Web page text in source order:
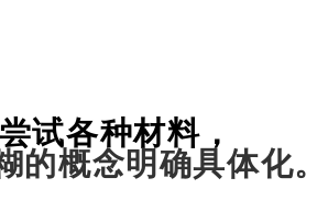
试各种材料，
的概念明确具体化。